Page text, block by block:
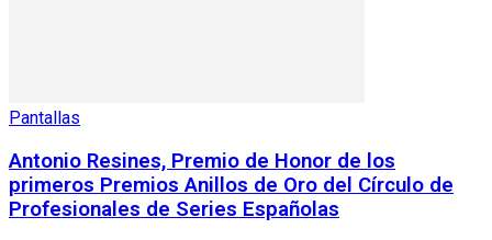
Pantallas
Antonio Resines, Premio de Honor de los
primeros Premios Anillos de Oro del Círculo de
Profesionales de Series Españolas